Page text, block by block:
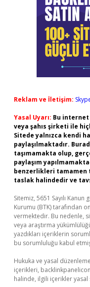
Reklam ve İletişim:
Yasal Uyarı: Bu
veya şahıs şirketi ile
Sitede yalnızca kendi
paylaşılmaktadır.
taşımamakta olup,
paylaşım
benzerlikleri tamamen
taslak halindedir ve
Sitemiz, 5651 Sayılı
Kurumu (BTK) tarafından
vermektedir. Bu nedenle,
veya araştırma
yazdıkları içeriklerin
bu sorumluluğu kabul etmiş
Hukuka ve yasal
içerikleri,
halinde, ilgili içerikler yasal